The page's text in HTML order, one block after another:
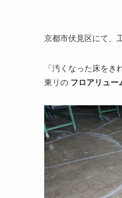
京都市伏見区にて、
「汚くなった床をき
東リの フロアリュー